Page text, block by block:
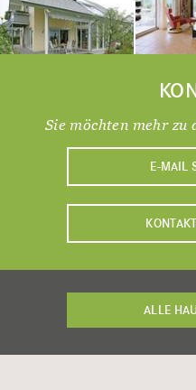
Sie möchten mehr zu
E-MAIL
ALLE